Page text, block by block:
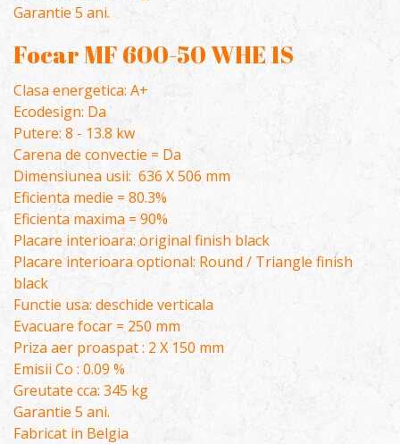
Garantie 5 ani.
Focar MF 600-50 WHE 1S
Clasa energetica: A+
Ecodesign: Da
Putere: 8 - 13.8 kw
Carena de convectie = Da
Dimensiunea usii: 636 X 506 mm
Eficienta medie = 80.3%
Eficienta maxima = 90%
Placare interioara: original finish black
Placare interioara optional: Round / Triangle finish
black
Functie usa: deschide verticala
Evacuare focar = 250 mm
Priza aer proaspat : 2 X 150 mm
Emisii Co : 0.09 %
Greutate cca: 345 kg
Garantie 5 ani.
Fabricat in Belgia